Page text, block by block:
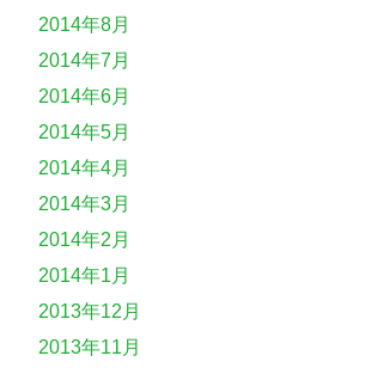
2014年8月
2014年7月
2014年6月
2014年5月
2014年4月
2014年3月
2014年2月
2014年1月
2013年12月
2013年11月